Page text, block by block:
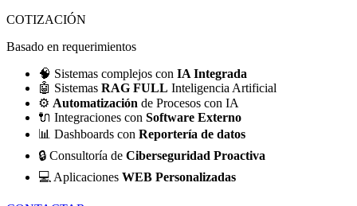
COTIZACIÓN
Basado en requerimientos
🧠 Sistemas complejos con IA Integrada
🤖 Sistemas RAG FULL Inteligencia Artificial
⚙️ Automatización de Procesos con IA
🔌 Integraciones con Software Externo
📊 Dashboards con Reportería de datos
🔒 Consultoría de Ciberseguridad Proactiva
💻 Aplicaciones WEB Personalizadas